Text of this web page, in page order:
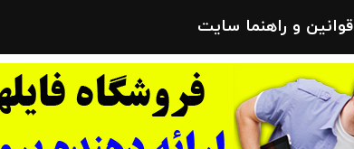
قوانین و راهنما سایت